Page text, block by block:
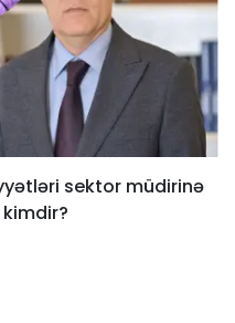
sektor müdirinə